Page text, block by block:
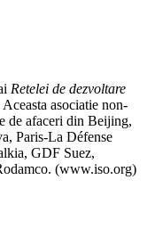
Retelei de dezvoltare
Aceasta asociatie non-
de afaceri din Beijing,
Paris-La Défense
GDF Suez,
(www.iso.org)